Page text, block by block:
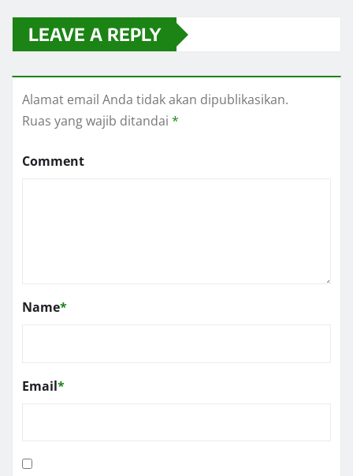
LEAVE A REPLY
Alamat email Anda tidak akan dipublikasikan.
Ruas yang wajib ditandai *
Comment
Name*
Email*